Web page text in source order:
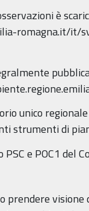
è
romagna.it/it/
unico
strumenti di
e POC1 del
prendere